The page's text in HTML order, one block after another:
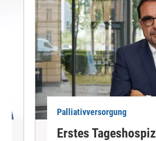
Palliativversorgung
Erstes Tageshospiz